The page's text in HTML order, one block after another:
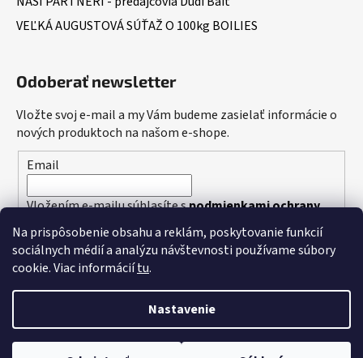
Na prispôsobenie obsahu a reklám, poskytovanie funkcií
sociálnych médií a analýzu návštevnosti používame súbory
cookie. Viac informáciítu.
Nastavenie
VEĽKÁ AUGUSTOVÁ SÚŤAŽ O 100kg BOILIES
Odoberať newsletter
Vložte svoj e-mail a my Vám budeme zasielať informácie o
nových produktoch na našom e-shope.
Email
Vložením e-mailu súhlasíte spodmienkami ochrany
osobných údajov
PRIHLÁSIŤ SA
Vytvoril Shoptet